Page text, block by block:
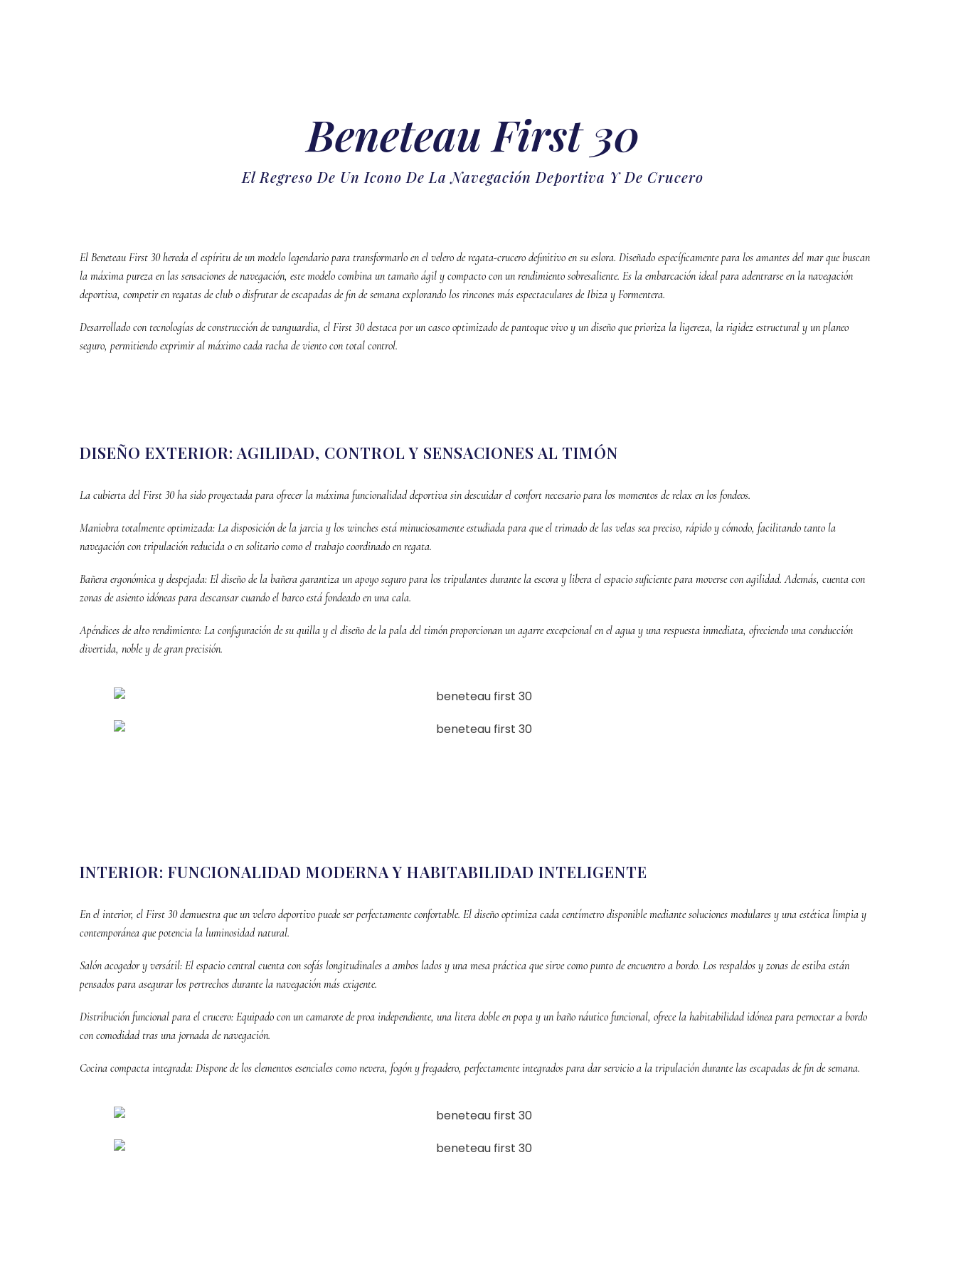
Beneteau First 30
El Regreso De Un Icono De La Navegación Deportiva Y De Crucero
El Beneteau First 30 hereda el espíritu de un modelo legendario para transformarlo en el velero de regata-crucero definitivo en su eslora. Diseñado específicamente para los amantes del mar que buscan
la máxima pureza en las sensaciones de navegación, este modelo combina un tamaño ágil y compacto con un rendimiento sobresaliente. Es la embarcación ideal para adentrarse en la navegación
deportiva, competir en regatas de club o disfrutar de escapadas de fin de semana explorando los rincones más espectaculares de Ibiza y Formentera.
Desarrollado con tecnologías de construcción de vanguardia, el First 30 destaca por un casco optimizado de pantoque vivo y un diseño que prioriza la ligereza, la rigidez estructural y un planeo
seguro, permitiendo exprimir al máximo cada racha de viento con total control.
DISEÑO EXTERIOR: AGILIDAD, CONTROL Y SENSACIONES AL TIMÓN
La cubierta del First 30 ha sido proyectada para ofrecer la máxima funcionalidad deportiva sin descuidar el confort necesario para los momentos de relax en los fondeos.
Maniobra totalmente optimizada: La disposición de la jarcia y los winches está minuciosamente estudiada para que el trimado de las velas sea preciso, rápido y cómodo, facilitando tanto la
navegación con tripulación reducida o en solitario como el trabajo coordinado en regata.
Bañera ergonómica y despejada: El diseño de la bañera garantiza un apoyo seguro para los tripulantes durante la escora y libera el espacio suficiente para moverse con agilidad. Además, cuenta con
zonas de asiento idóneas para descansar cuando el barco está fondeado en una cala.
Apéndices de alto rendimiento: La configuración de su quilla y el diseño de la pala del timón proporcionan un agarre excepcional en el agua y una respuesta inmediata, ofreciendo una conducción
divertida, noble y de gran precisión.
INTERIOR: FUNCIONALIDAD MODERNA Y HABITABILIDAD INTELIGENTE
En el interior, el First 30 demuestra que un velero deportivo puede ser perfectamente confortable. El diseño optimiza cada centímetro disponible mediante soluciones modulares y una estética limpia y
contemporánea que potencia la luminosidad natural.
Salón acogedor y versátil: El espacio central cuenta con sofás longitudinales a ambos lados y una mesa práctica que sirve como punto de encuentro a bordo. Los respaldos y zonas de estiba están
pensados para asegurar los pertrechos durante la navegación más exigente.
Distribución funcional para el crucero: Equipado con un camarote de proa independiente, una litera doble en popa y un baño náutico funcional, ofrece la habitabilidad idónea para pernoctar a bordo
con comodidad tras una jornada de navegación.
Cocina compacta integrada: Dispone de los elementos esenciales como nevera, fogón y fregadero, perfectamente integrados para dar servicio a la tripulación durante las escapadas de fin de semana.